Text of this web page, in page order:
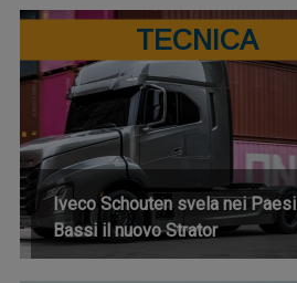
TECNICA
Iveco Schouten svela nei Paesi
Bassi il nuovo Strator